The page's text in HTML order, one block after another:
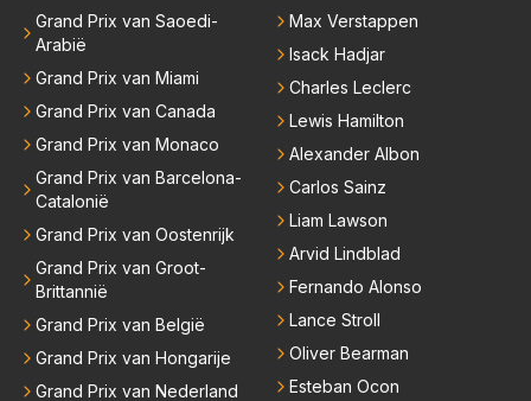
anwezig waren. De mensen die nu een aantal van di
e lege plaatsen op gaan vullen hebben ook al jaren
binnen RB gewerkt en zijn voor Max geen vreemde
n meer. Ook andere teams verliezen mensen. Er wo
rdt teveel drama van gemaakt.
Grand Prix van Saoedi-
Arabië
Grand Prix van Miami
Grand Prix van Canada
Grand Prix van Monaco
Grand Prix van Barcelona-
Catalonië
Grand Prix van Oostenrijk
Grand Prix van Groot-
Brittannië
Grand Prix van België
Grand Prix van Hongarije
Grand Prix van Nederland
Max Verstappen
Isack Hadjar
Charles Leclerc
Lewis Hamilton
Alexander Albon
Carlos Sainz
Liam Lawson
Arvid Lindblad
Fernando Alonso
Lance Stroll
Oliver Bearman
Esteban Ocon